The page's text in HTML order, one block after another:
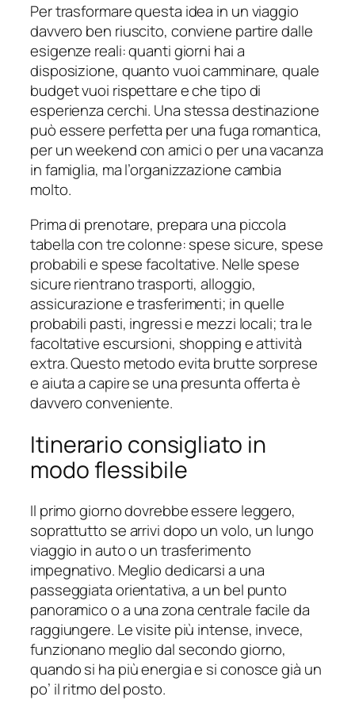
Per trasformare questa idea in un viaggio
davvero ben riuscito, conviene partire dalle
esigenze reali: quanti giorni hai a
disposizione, quanto vuoi camminare, quale
budget vuoi rispettare e che tipo di
esperienza cerchi. Una stessa destinazione
può essere perfetta per una fuga romantica,
per un weekend con amici o per una vacanza
in famiglia, ma l’organizzazione cambia
molto.
Prima di prenotare, prepara una piccola
tabella con tre colonne: spese sicure, spese
probabili e spese facoltative. Nelle spese
sicure rientrano trasporti, alloggio,
assicurazione e trasferimenti; in quelle
probabili pasti, ingressi e mezzi locali; tra le
facoltative escursioni, shopping e attività
extra. Questo metodo evita brutte sorprese
e aiuta a capire se una presunta offerta è
davvero conveniente.
Itinerario consigliato in
modo flessibile
Il primo giorno dovrebbe essere leggero,
soprattutto se arrivi dopo un volo, un lungo
viaggio in auto o un trasferimento
impegnativo. Meglio dedicarsi a una
passeggiata orientativa, a un bel punto
panoramico o a una zona centrale facile da
raggiungere. Le visite più intense, invece,
funzionano meglio dal secondo giorno,
quando si ha più energia e si conosce già un
po’ il ritmo del posto.